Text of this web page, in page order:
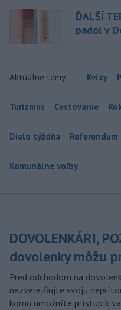
ĎALŠÍ
padol v
Aktuálne témy: Kvízy
Turizmus Cestovanie
Dielo týždňa Referendum
Komunálne voľby
DOVOLENKÁRI,
dovolenky môžu
Pred odchodom na
nezverejňujte svoju
komu umožníte prístup k